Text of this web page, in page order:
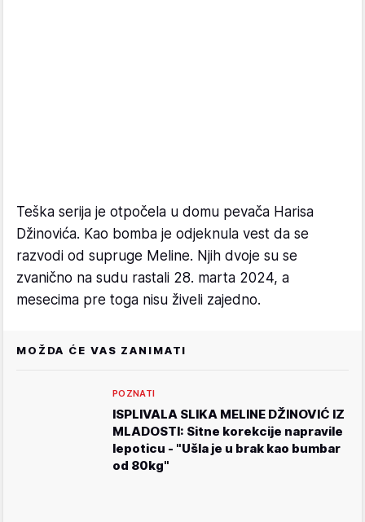
Teška serija je otpočela u domu pevača Harisa
Džinovića. Kao bomba je odjeknula vest da se
razvodi od supruge Meline. Njih dvoje su se
zvanično na sudu rastali 28. marta 2024, a
mesecima pre toga nisu živeli zajedno.
MOŽDA ĆE VAS ZANIMATI
POZNATI
ISPLIVALA SLIKA MELINE DŽINOVIĆ IZ
MLADOSTI: Sitne korekcije napravile
lepoticu - "Ušla je u brak kao bumbar
od 80kg"